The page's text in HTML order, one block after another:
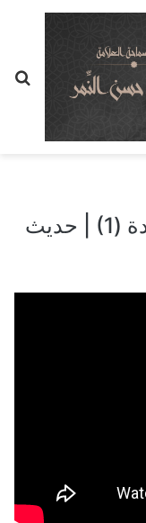
العصبية المذمومة و المحمودة (1) | حديث